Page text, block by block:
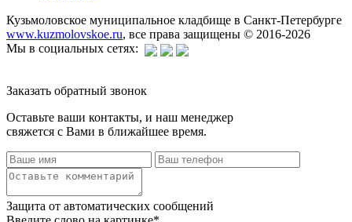
Кузьмоловское муниципальное кладбище в Санкт-Петербурге
www.kuzmolovskoe.ru, все права защищены © 2016-2026
Мы в социальных сетях:
Заказать обратный звонок
Оставьте ваши контакты, и наш менеджер
свяжется с Вами в ближайшее время.
Защита от автоматических сообщений